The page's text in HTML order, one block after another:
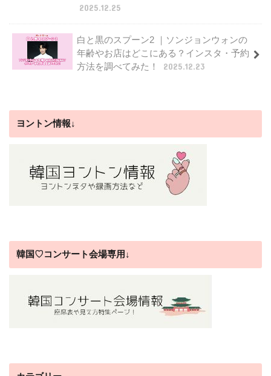
2025.12.25
白と黒のスプーン2 ｜ソンジョンウォンの
年齢やお店はどこにある？インスタ・予約
方法を調べてみた！
2025.12.23
ヨントン情報↓
韓国♡コンサート会場専用↓